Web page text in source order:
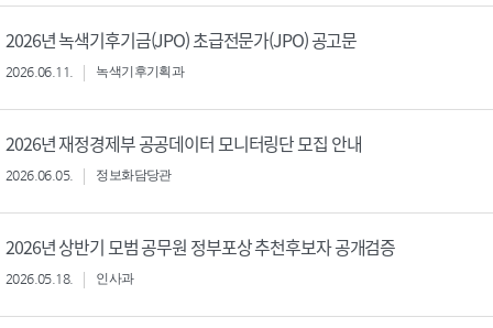
2026년 녹색기후기금(JPO) 초급전문가(JPO) 공고문
2026.06.11. 녹색기후기획과
2026년 재정경제부 공공데이터 모니터링단 모집 안내
2026.06.05. 정보화담당관
2026년 상반기 모범 공무원 정부포상 추천후보자 공개검증
2026.05.18. 인사과